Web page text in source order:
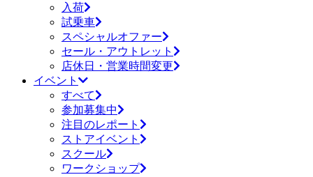
入荷
試乗車
スペシャルオファー
セール・アウトレット
店休日・営業時間変更
イベント
すべて
参加募集中
注目のレポート
ストアイベント
スクール
ワークショップ